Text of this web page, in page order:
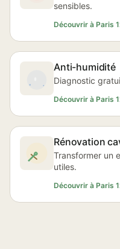
sensibles.
Découvrir à Paris
Anti-humidité
Diagnostic
Découvrir à Paris
Rénovation
Transformer un
utiles.
Découvrir à Paris